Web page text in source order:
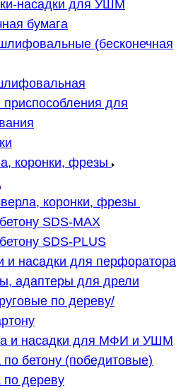
насадки для УШМ
бумага
(бесконечная
приспособления для
коронки, фрезы
коронки, фрезы
SDS-MAX
SDS-PLUS
и насадки для перфоратора
адаптеры для дрели
по дереву/
и насадки для МФИ и УШМ
бетону (победитовые)
по дереву